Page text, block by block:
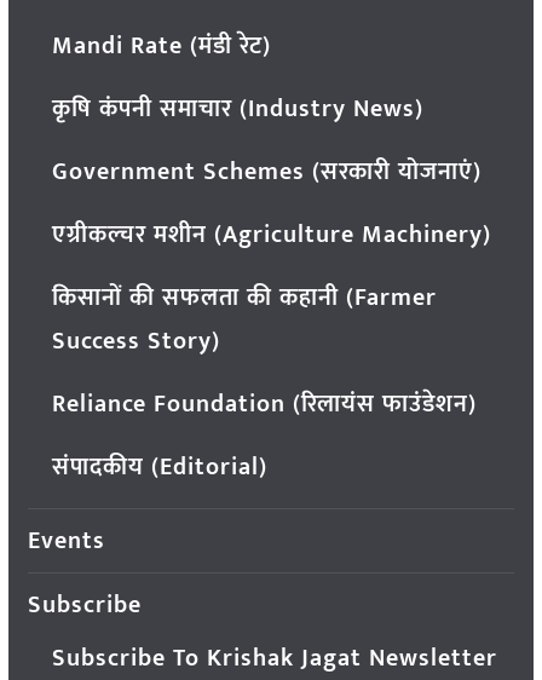
Mandi Rate (मंडी रेट)
कृषि कंपनी समाचार (Industry News)
Government Schemes (सरकारी योजनाएं)
एग्रीकल्चर मशीन (Agriculture Machinery)
किसानों की सफलता की कहानी (Farmer
Success Story)
Reliance Foundation (रिलायंस फाउंडेशन)
संपादकीय (Editorial)
Events
Subscribe
Subscribe To Krishak Jagat Newsletter